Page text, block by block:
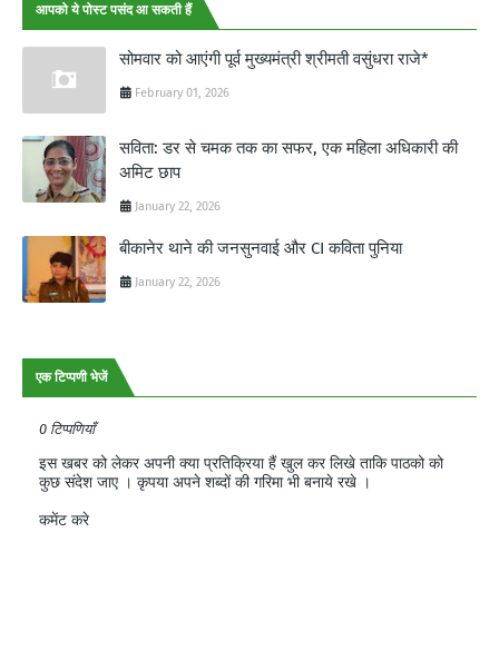
आपको ये पोस्ट पसंद आ सकती हैं
सोमवार को आएंगी पूर्व मुख्यमंत्री श्रीमती वसुंधरा राजे*
February 01, 2026
सविता: डर से चमक तक का सफर, एक महिला अधिकारी की
अमिट छाप
January 22, 2026
बीकानेर थाने की जनसुनवाई और CI कविता पुनिया
January 22, 2026
एक टिप्पणी भेजें
0 टिप्पणियाँ
इस खबर को लेकर अपनी क्या प्रतिक्रिया हैं खुल कर लिखे ताकि पाठको को
कुछ संदेश जाए । कृपया अपने शब्दों की गरिमा भी बनाये रखे ।
कमेंट करे